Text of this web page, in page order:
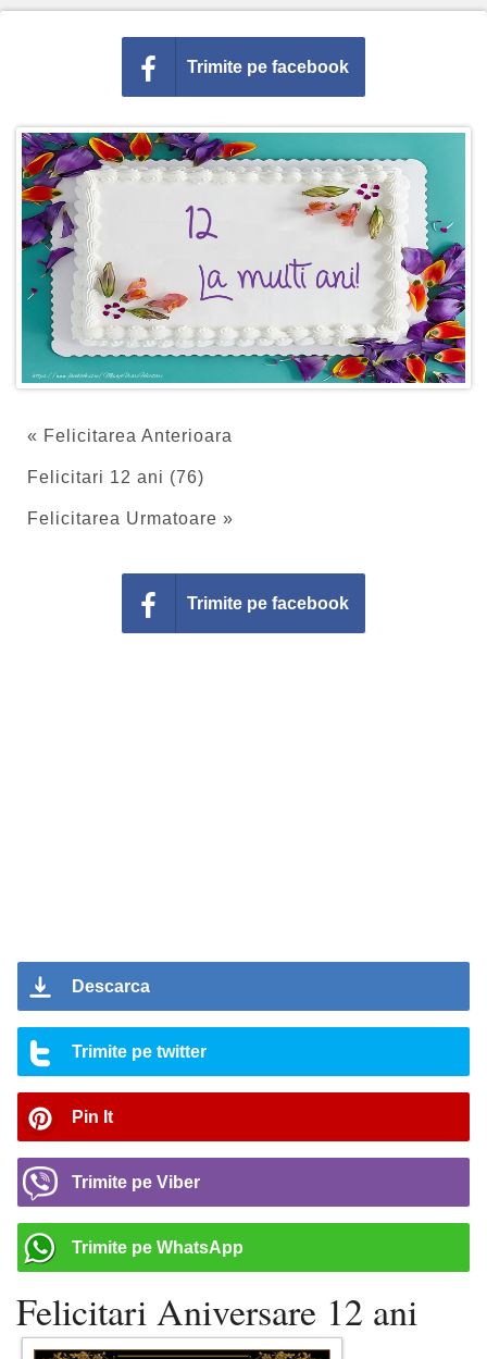
Trimite pe facebook
« Felicitarea Anterioara
Felicitari 12 ani (76)
Felicitarea Urmatoare »
Trimite pe facebook
Descarca
Trimite pe twitter
Pin It
Trimite pe Viber
Trimite pe WhatsApp
Felicitari Aniversare 12 ani